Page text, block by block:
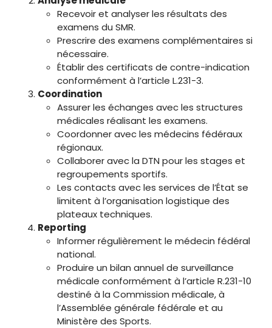
Recevoir et analyser les résultats des
examens du SMR.
Prescrire des examens complémentaires si
nécessaire.
Établir des certificats de contre-indication
conformément à l’article L.231-3.
Coordination
Assurer les échanges avec les structures
médicales réalisant les examens.
Coordonner avec les médecins fédéraux
régionaux.
Collaborer avec la DTN pour les stages et
regroupements sportifs.
Les contacts avec les services de l’État se
limitent à l’organisation logistique des
plateaux techniques.
Reporting
Informer régulièrement le médecin fédéral
national.
Produire un bilan annuel de surveillance
médicale conformément à l’article R.231-10
destiné à la Commission médicale, à
l’Assemblée générale fédérale et au
Ministère des Sports.